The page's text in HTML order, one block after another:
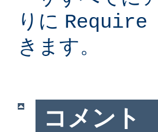
りに
きます。
コメント